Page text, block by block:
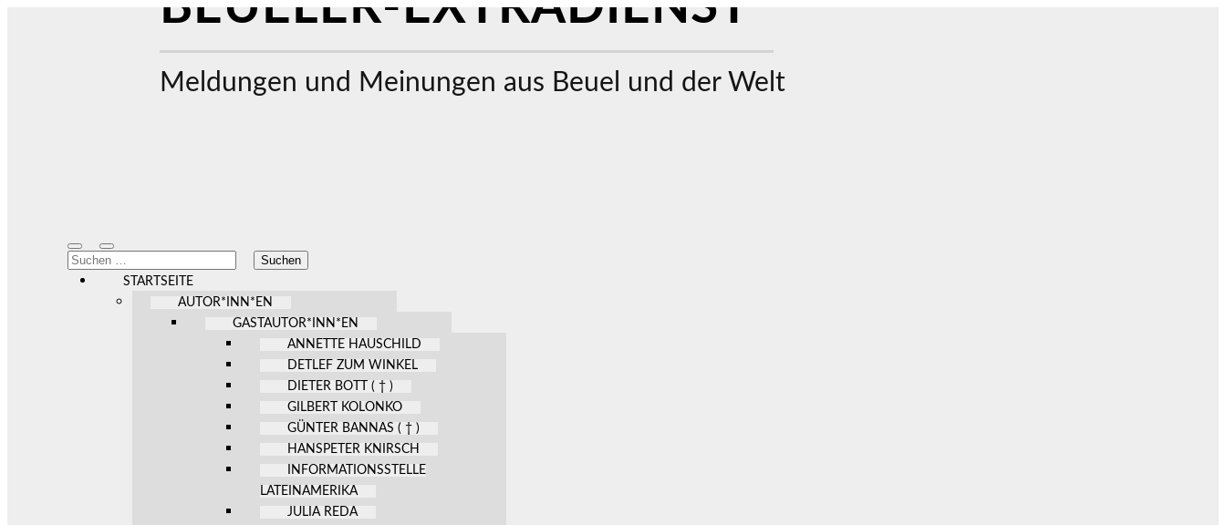
Meldungen und Meinungen aus Beuel und der Welt
Mobile-
Menü
ein-/ausblenden
Suchfeld
ein-/ausblenden
Suchen
nach:
STARTSEITE
AUTOR*INN*EN
GASTAUTOR*INN*EN
ANNETTE HAUSCHILD
DETLEF ZUM WINKEL
DIETER BOTT ( † )
GILBERT KOLONKO
GÜNTER BANNAS ( † )
HANSPETER KNIRSCH
INFORMATIONSSTELLE
LATEINAMERIKA
JULIA REDA